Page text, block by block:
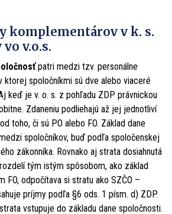
komplementárov v k. s.
v.o.s.
patri medzi tzv. personálne
ktorej spoločníkmi sú dve alebo viaceré
keď je v. o. s. z pohľadu ZDP právnickou
Zdaneniu podliehajú až jej jednotliví
toho, či sú PO alebo FO. Základ dane
spoločníkov, buď podľa spoločenskej
zákonníka. Rovnako aj strata dosiahnutá
tým istým spôsobom, ako základ
FO, odpočítava si stratu ako SZČO –
príjmy podľa §6 ods. 1 písm. d) ZDP.
vstupuje do základu dane spoločnosti.